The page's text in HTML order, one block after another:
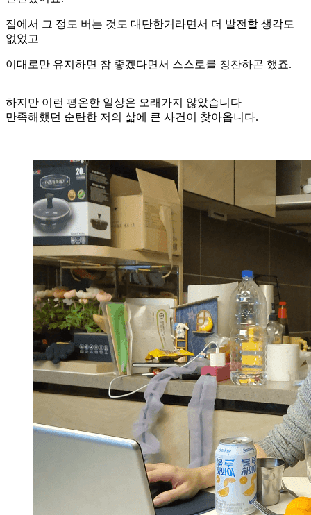
집에서 그 정도 버는 것도 대단한거라면서 더 발전할 생각도
없었고
이대로만 유지하면 참 좋겠다면서 스스로를 칭찬하곤 했죠.
하지만 이런 평온한 일상은 오래가지 않았습니다
만족해했던 순탄한 저의 삶에 큰 사건이 찾아옵니다.